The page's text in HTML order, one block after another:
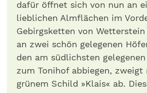
dafür öffnet sich von nun an
lieblichen Almflächen im
Gebirgsketten von
an zwei schön gelegenen
den am südlichsten
zum Tonihof abbiegen,
grünem Schild » Klais« ab.